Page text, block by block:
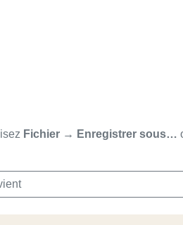
Fichier → Enregistrer sous…